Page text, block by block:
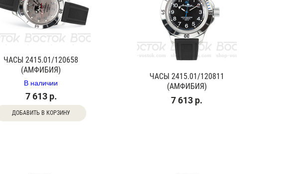
ЧАСЫ 2415.01/120658
(АМФИБИЯ)
В наличии
7 613 р.
ДОБАВИТЬ В КОРЗИНУ
ЧАСЫ 2415.01/120811
(АМФИБИЯ)
7 613 р.